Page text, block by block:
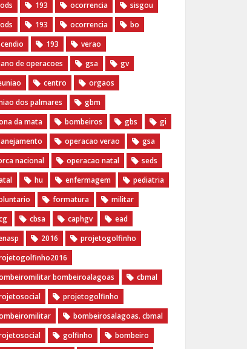
193 ocorrencia
sisgou
193 ocorrencia
bo
193
verao
de operacoes
gsa
gv
centro
orgaos
dos palmares
gbm
da mata
bombeiros gbs
gi
operacao verao
gsa
nacional
operacao natal
seds
hu enfermagem
pediatria
formatura
militar
cbsa caphgv
ead
2016
projetogolfinho
bombeiroalagoas
cbmal
projetogolfinho
bombeirosalagoas. cbmal
golfinho
bombeiro